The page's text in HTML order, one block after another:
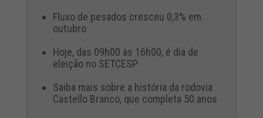
Fluxo de pesados cresceu 0,3% em
outubro
Hoje, das 09h00 às 16h00, é dia de
eleição no SETCESP
Saiba mais sobre a história da rodovia
Castello Branco, que completa 50 anos